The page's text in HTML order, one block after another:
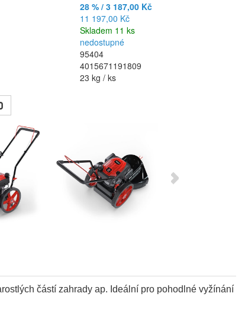
28 % / 3 187,00 Kč
11 197,00 Kč
Skladem 11 ks
nedostupné
95404
4015671191809
23 kg / ks
částí zahrady ap. Ideální pro pohodlné vyžínání